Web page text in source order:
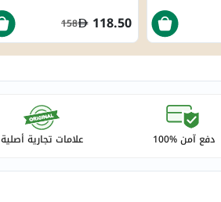
118.50
158
دفع آمن %100 علامات تجارية أصلية